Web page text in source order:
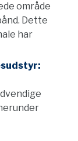
område
Dette
har